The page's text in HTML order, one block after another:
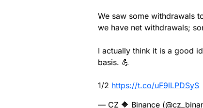
We saw some withdrawals
we have net withdrawals;
I actually think it is a good
basis. 💪
1/2 https://t.co/uF9lLPDSyS
— CZ 🔶 Binance